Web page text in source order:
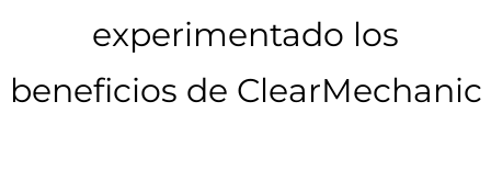
experimentado los
beneficios de ClearMechanic